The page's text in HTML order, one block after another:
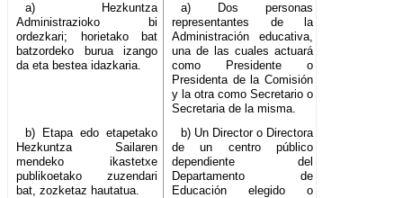
a) Hezkuntza
Administrazioko bi
ordezkari; horietako bat
batzordeko burua izango
da eta bestea idazkaria.
a) Dos personas
representantes de la
Administración educativa,
una de las cuales actuará
como Presidente o
Presidenta de la Comisión
y la otra como Secretario o
Secretaria de la misma.
b) Etapa edo etapetako
Hezkuntza Sailaren
mendeko ikastetxe
publikoetako zuzendari
bat, zozketaz hautatua.
b) Un Director o Directora
de un centro público
dependiente del
Departamento de
Educación elegido o